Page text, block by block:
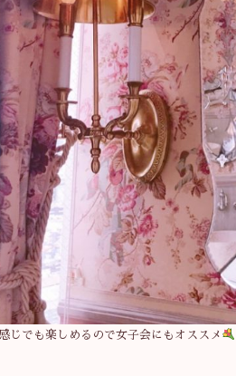
じでも楽しめるので女子会にもオススメ